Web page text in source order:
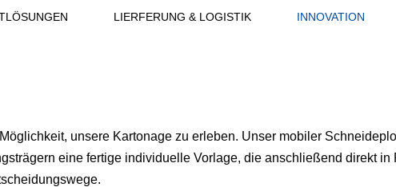
LIERFERUNG & LOGISTIK INNOVATION
unsere Kartonage zu erleben. Unser mobiler
eine fertige individuelle Vorlage, die anschließend direkt in